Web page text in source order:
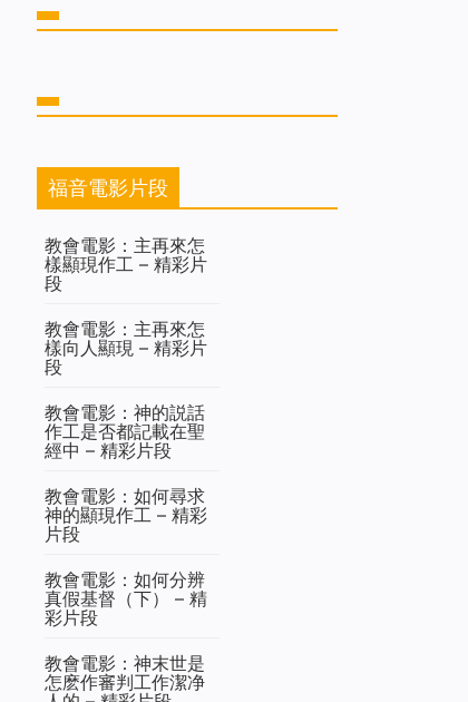
福音電影片段
教會電影：主再來怎
樣顯現作工 – 精彩片
段
教會電影：主再來怎
樣向人顯現 – 精彩片
段
教會電影：神的説話
作工是否都記載在聖
經中 – 精彩片段
教會電影：如何尋求
神的顯現作工 – 精彩
片段
教會電影：如何分辨
真假基督（下） – 精
彩片段
教會電影：神末世是
怎麽作審判工作潔净